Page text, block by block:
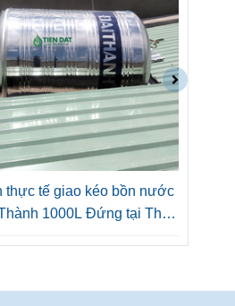
thực tế giao và hỗ trợ kéo
inox Tân Thành 1000L